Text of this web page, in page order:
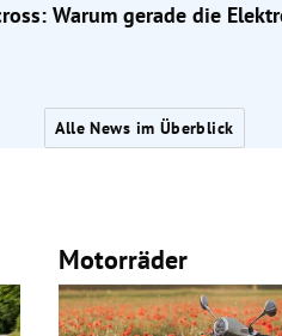
Warum gerade die
Alle News im Überblick
Motorräder